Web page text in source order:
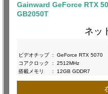
Gainward GeForce RTX
GB2050T
ネッ
ビデオチップ :
GeForce RTX 5070
コアクロック
:
2512MHz
搭載メモリ
: 12GB GDDR7